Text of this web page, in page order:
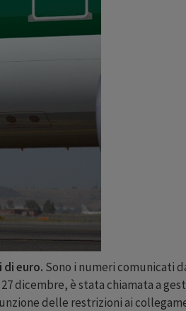
di euro. Sono i numeri comunicati
dicembre, è stata chiamata a
delle restrizioni ai